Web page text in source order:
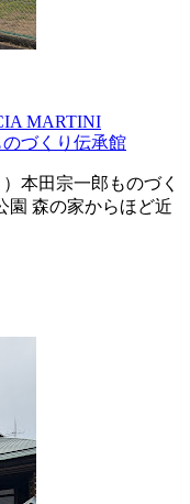
MARTINI
づくり伝承館
）本田宗一郎ものづく
園 森の家からほど近